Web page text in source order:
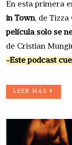
En esta primera
in Town, de
película solo se
de Cristian
-Este podcast
LEER MÁS